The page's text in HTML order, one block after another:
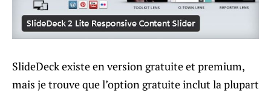
SlideDeck existe en version gratuite et premium,
mais je trouve que l’option gratuite inclut la plupart